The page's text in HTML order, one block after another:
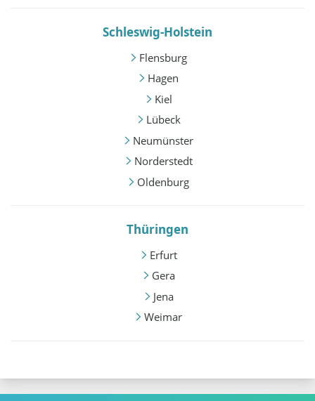
Schleswig-Holstein
Flensburg
Hagen
Kiel
Lübeck
Neumünster
Norderstedt
Oldenburg
Thüringen
Erfurt
Gera
Jena
Weimar